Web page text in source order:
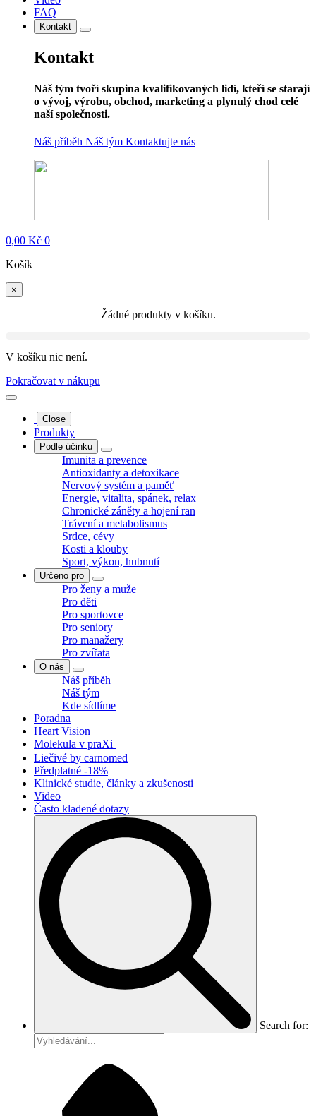
FAQ
Kontakt
Kontakt
Náš tým tvoří skupina kvalifikovaných lidí, kteří se starají
o vývoj, výrobu, obchod, marketing a plynulý chod celé
naší společnosti.
Náš příběh Náš tým Kontaktujte nás
0,00 Kč 0
Košík
×
Žádné produkty v košíku.
V košíku nic není.
Pokračovat v nákupu
Close
Produkty
Podle účinku
Imunita a prevence
Antioxidanty a detoxikace
Nervový systém a paměť
Energie, vitalita, spánek, relax
Chronické záněty a hojení ran
Trávení a metabolismus
Srdce, cévy
Kosti a klouby
Sport, výkon, hubnutí
Určeno pro
Pro ženy a muže
Pro děti
Pro sportovce
Pro seniory
Pro manažery
Pro zvířata
O nás
Náš příběh
Náš tým
Kde sídlíme
Poradna
Heart Vision
Molekula v praXi
Liečivé by carnomed
Předplatné -18%
Klinické studie, články a zkušenosti
Video
Často kladené dotazy
Search for: